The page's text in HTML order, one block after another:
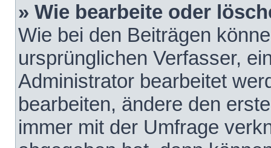
» Wie bearbeite oder
Wie bei den Beiträgen
ursprünglichen Verfasser,
Administrator bearbeitet
bearbeiten, ändere den
immer mit der Umfrage